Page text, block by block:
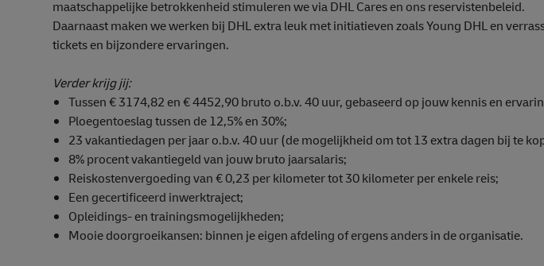
maatschappelijke betrokkenheid stimuleren we via DHL Cares en ons reservistenbeleid.
Daarnaast maken we werken bij DHL extra leuk met initiatieven zoals Young DHL en
tickets en bijzondere ervaringen.
Verder krijg jij:
Tussen € 3174,82 en € 4452,90 bruto o.b.v. 40 uur, gebaseerd op jouw kennis en
Ploegentoeslag tussen de 12,5% en 30%;
23 vakantiedagen per jaar o.b.v. 40 uur (de mogelijkheid om tot 13 extra dagen bij te
8% procent vakantiegeld van jouw bruto jaarsalaris;
Reiskostenvergoeding van € 0,23 per kilometer tot 30 kilometer per enkele reis;
Een gecertificeerd inwerktraject;
Opleidings- en trainingsmogelijkheden;
Mooie doorgroeikansen: binnen je eigen afdeling of ergens anders in de organisatie.